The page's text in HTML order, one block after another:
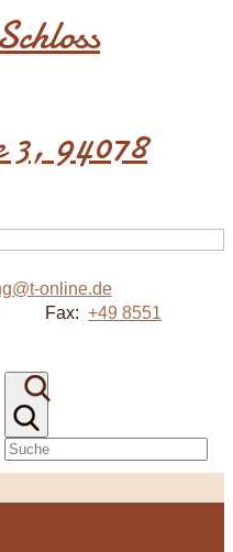
3, 94078
online.de
Fax: +49 8551